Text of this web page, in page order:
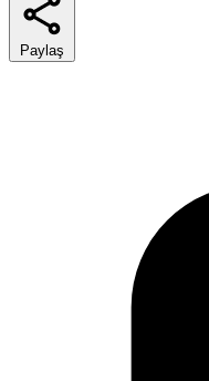
Paylaş